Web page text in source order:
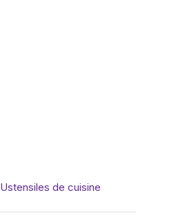
Ustensiles de cuisine